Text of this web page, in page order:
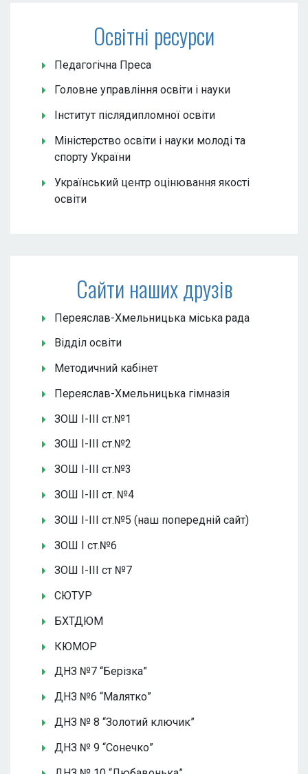
Освітні ресурси
Педагогічна Преса
Головне управління освіти і науки
Інститут післядипломної освіти
Міністерство освіти і науки молоді та
спорту України
Український центр оцінювання якості
освіти
Сайти наших друзів
Переяслав-Хмельницька міська рада
Відділ освіти
Методичний кабінет
Переяслав-Хмельницька гімназія
ЗОШ І-ІІІ ст.№1
ЗОШ І-ІІІ ст.№2
ЗОШ І-ІІІ ст.№3
ЗОШ І-ІІІ ст. №4
ЗОШ І-ІІІ ст.№5 (наш попередній сайт)
ЗОШ І ст.№6
ЗОШ І-ІІІ ст №7
СЮТУР
БХТДЮМ
КЮМОР
ДНЗ №7 “Берізка”
ДНЗ №6 “Малятко”
ДНЗ № 8 “Золотий ключик”
ДНЗ № 9 “Сонечко”